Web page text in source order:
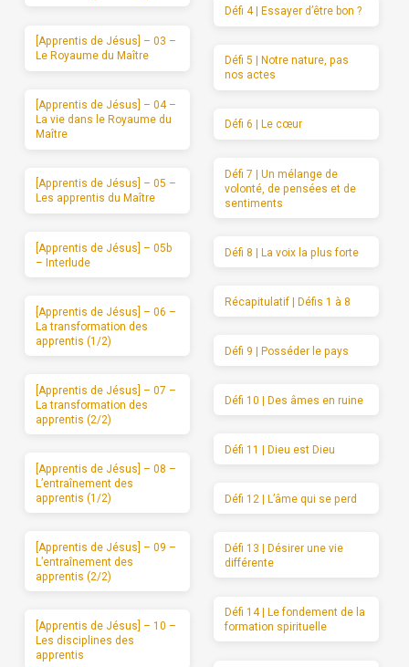
[Apprentis de Jésus] – 03 –
Le Royaume du Maître
[Apprentis de Jésus] – 04 –
La vie dans le Royaume du
Maître
[Apprentis de Jésus] – 05 –
Les apprentis du Maître
[Apprentis de Jésus] – 05b
– Interlude
[Apprentis de Jésus] – 06 –
La transformation des
apprentis (1/2)
[Apprentis de Jésus] – 07 –
La transformation des
apprentis (2/2)
[Apprentis de Jésus] – 08 –
L’entraînement des
apprentis (1/2)
[Apprentis de Jésus] – 09 –
L’entraînement des
apprentis (2/2)
[Apprentis de Jésus] – 10 –
Les disciplines des
apprentis
Défi 4 | Essayer d’être bon ?
Défi 5 | Notre nature, pas
nos actes
Défi 6 | Le cœur
Défi 7 | Un mélange de
volonté, de pensées et de
sentiments
Défi 8 | La voix la plus forte
Récapitulatif | Défis 1 à 8
Défi 9 | Posséder le pays
Défi 10 | Des âmes en ruine
Défi 11 | Dieu est Dieu
Défi 12 | L’âme qui se perd
Défi 13 | Désirer une vie
différente
Défi 14 | Le fondement de la
formation spirituelle